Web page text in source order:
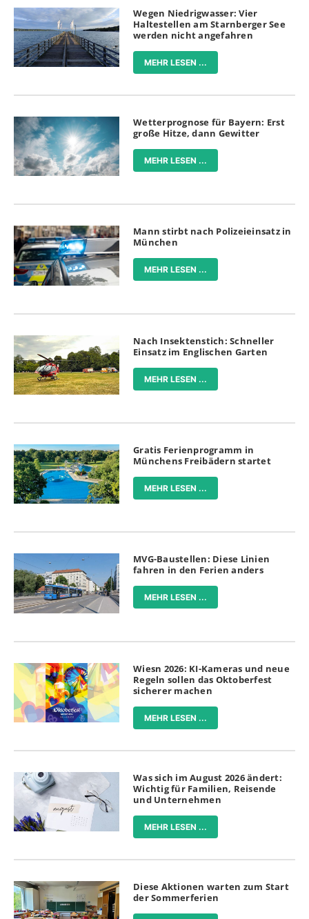
Wegen Niedrigwasser: Vier
Haltestellen am Starnberger See
werden nicht angefahren
MEHR LESEN ...
Wetterprognose für Bayern: Erst
große Hitze, dann Gewitter
MEHR LESEN ...
Mann stirbt nach Polizeieinsatz in
München
MEHR LESEN ...
Nach Insektenstich: Schneller
Einsatz im Englischen Garten
MEHR LESEN ...
Gratis Ferienprogramm in
Münchens Freibädern startet
MEHR LESEN ...
MVG-Baustellen: Diese Linien
fahren in den Ferien anders
MEHR LESEN ...
Wiesn 2026: KI-Kameras und neue
Regeln sollen das Oktoberfest
sicherer machen
MEHR LESEN ...
Was sich im August 2026 ändert:
Wichtig für Familien, Reisende
und Unternehmen
MEHR LESEN ...
Diese Aktionen warten zum Start
der Sommerferien